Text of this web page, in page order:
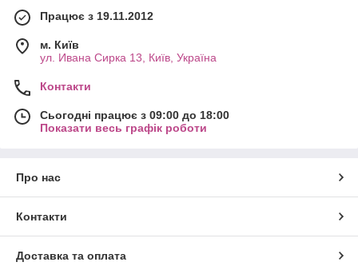
Працює з 19.11.2012
м. Київ
ул. Ивана Сирка 13, Київ, Україна
Контакти
Сьогодні працює з 09:00 до 18:00
Показати весь графік роботи
Про нас
Контакти
Доставка та оплата